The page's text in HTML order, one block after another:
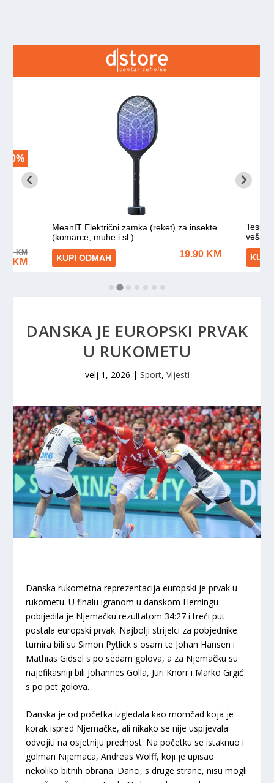
DANSKA JE EUROPSKI PRVAK
U RUKOMETU
velj 1, 2026 | Sport, Vijesti
Danska rukometna reprezentacija europski je prvak u
rukometu. U finalu igranom u danskom Herningu
pobijedila je Njemačku rezultatom 34:27 i treći put
postala europski prvak. Najbolji strijelci za pobjednike
turnira bili su Simon Pytlick s osam te Johan Hansen i
Mathias Gidsel s po sedam golova, a za Njemačku su
najefikasniji bili Johannes Golla, Juri Knorr i Marko Grgić
s po pet golova.
Danska je od početka izgledala kao momčad koja je
korak ispred Njemačke, ali nikako se nije uspijevala
odvojiti na osjetniju prednost. Na početku se istaknuo i
golman Nijemaca, Andreas Wolff, koji je upisao
nekoliko bitnih obrana. Danci, s druge strane, nisu mogli